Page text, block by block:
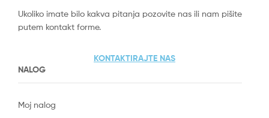
Ukoliko imate bilo kakva pitanja pozovite nas ili nam pišite
putem kontakt forme.
KONTAKTIRAJTE NAS
NALOG
Moj nalog